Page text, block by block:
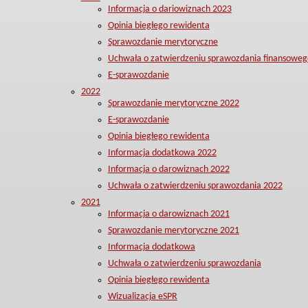
Informacja o dariowiznach 2023
Opinia biegłego rewidenta
Sprawozdanie merytoryczne
Uchwała o zatwierdzeniu sprawozdania
E-sprawozdanie
2022
Sprawozdanie merytoryczne 2022
E-sprawozdanie
Opinia biegłego rewidenta
Informacja dodatkowa 2022
Informacja o darowiznach 2022
Uchwała o zatwierdzeniu sprawozdania 2022
2021
Informacja o darowiznach 2021
Sprawozdanie merytoryczne 2021
Informacja dodatkowa
Uchwała o zatwierdzeniu sprawozdania
Opinia biegłego rewidenta
Wizualizacja eSPR